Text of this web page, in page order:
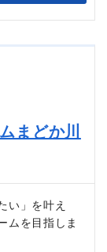
まどか川
い」を叶え
ムを目指しま